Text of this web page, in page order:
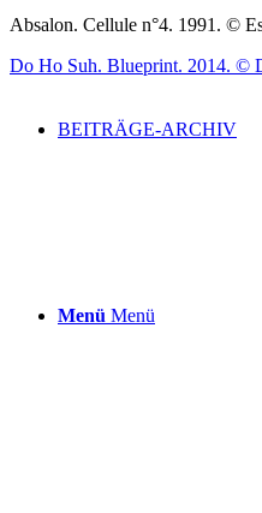
BEITRÄGE-ARCHIV
Menü Menü
Absalon. Cellule n°4. 1991. ©
Do Ho Suh. Blueprint. 2014. ©